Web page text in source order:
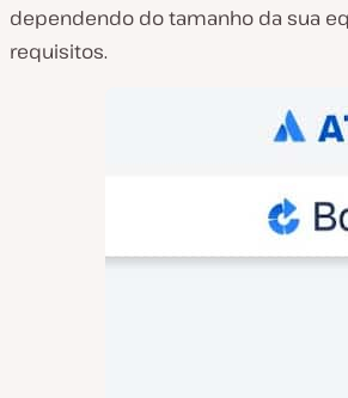
dependendo do tamanho da sua
requisitos.